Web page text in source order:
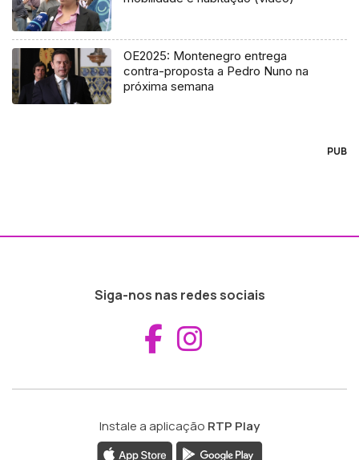
OE2025: Montenegro entrega
contra-proposta a Pedro Nuno na
próxima semana
PUB
Siga-nos nas redes sociais
Aceder ao
Instale a aplicação RTP Play